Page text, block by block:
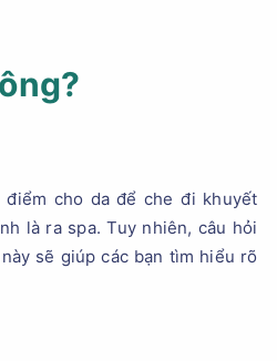
cho da để che đi khuyết
là ra spa. Tuy nhiên, câu hỏi
sẽ giúp các bạn tìm hiểu rõ